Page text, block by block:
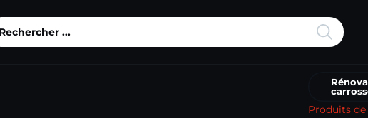
Produits